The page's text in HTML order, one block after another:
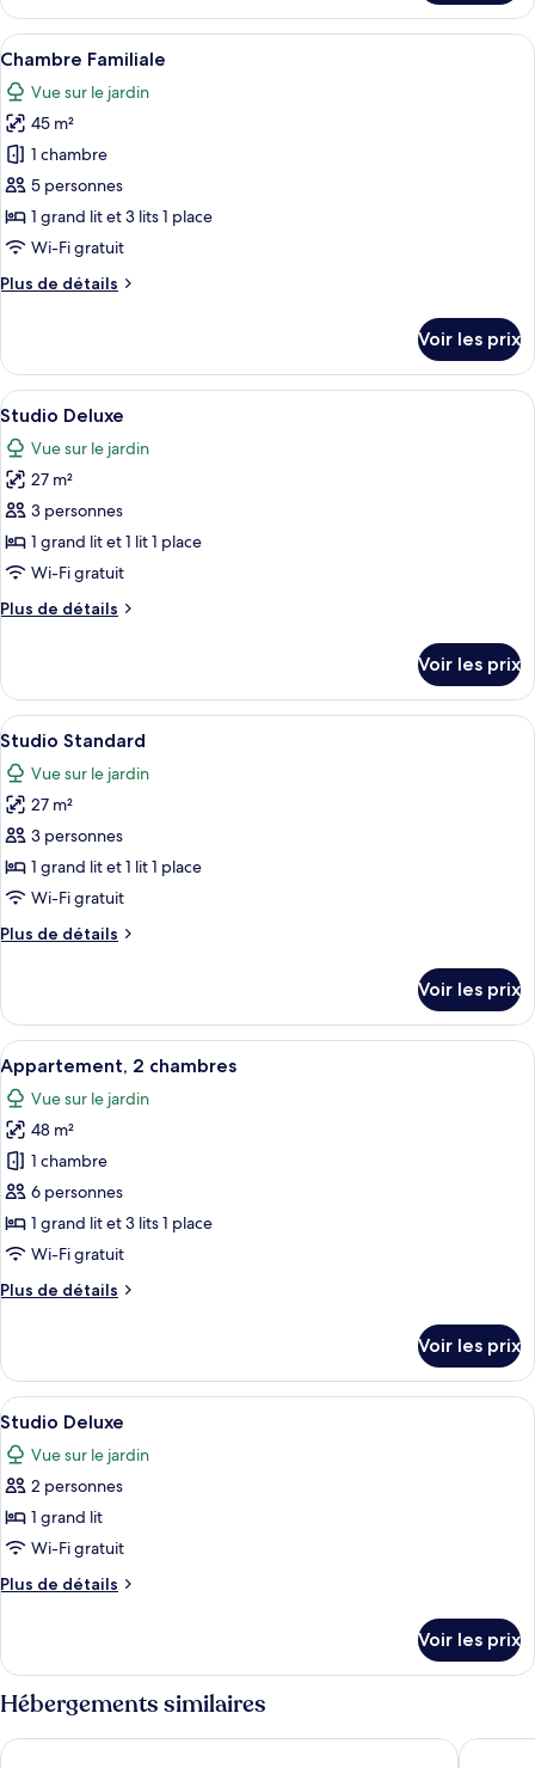
le
type
de
chambre
Chambre
Familiale
(Deluxe)
Afficher
toutes
les
photos
pour
ce
type
de
chambre :
Chambre
Chambre Familiale | Surmatelas, lits
3
Chambre Familiale
Vue sur le jardin
45 m²
1 chambre
5 personnes
1 grand lit et 3 lits 1 place
Wi-Fi gratuit
Plus de détails
Plus
le
type
de
chambre
Chambre
Familiale
Voir les prix
Afficher
toutes
les
photos
pour
ce
type
chambre :
Surmatelas, lits bébé (gratuits), Wi-Fi
5
Studio Deluxe
Vue sur le jardin
27 m²
3 personnes
1 grand lit et 1 lit 1 place
Wi-Fi gratuit
Plus de détails
Plus
le
type
de
chambre
Studio
Deluxe
Voir les prix
Afficher
toutes
les
photos
pour
ce
type
chambre :
Studio Standard | Surmatelas, lits
4
Studio Standard
Vue sur le jardin
27 m²
3 personnes
1 grand lit et 1 lit 1 place
Wi-Fi gratuit
Plus de détails
Plus
le
type
de
chambre
Studio
Standard
Voir les prix
Afficher
toutes
les
photos
pour
ce
type
de
chambre :
Appartement,
Appartement, 2 chambres | Coin
6
Appartement, 2 chambres
Vue sur le jardin
48 m²
1 chambre
6 personnes
1 grand lit et 3 lits 1 place
Wi-Fi gratuit
Plus de détails
Plus
le
type
de
chambre
Appartement,
2
Voir les prix
Afficher
toutes
les
photos
pour
ce
type
de
Studio
Deluxe
Surmatelas, lits bébé (gratuits), Wi-Fi
4
Studio Deluxe
Vue sur le jardin
2 personnes
1 grand lit
Wi-Fi gratuit
Plus de détails
Plus
le
type
de
chambre
Studio
Voir les prix
Hébergements similaires
Expressotel Napier